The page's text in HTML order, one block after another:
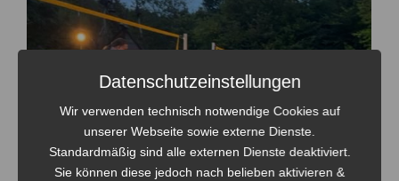
Datenschutzeinstellungen
Wir verwenden technisch notwendige Cookies auf
unserer Webseite sowie externe Dienste.
Standardmäßig sind alle externen Dienste deaktiviert.
Sie können diese jedoch nach belieben aktivieren &